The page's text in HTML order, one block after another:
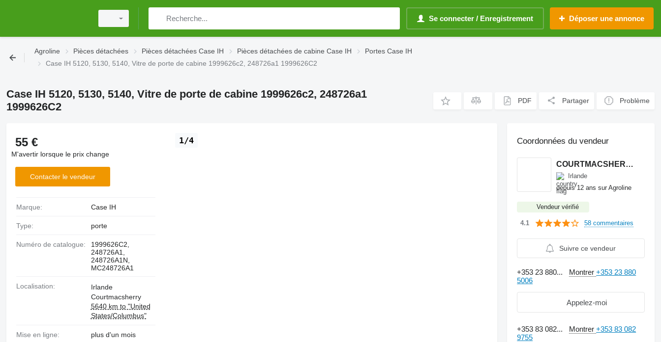
Se connecter / Enregistrement Déposer une annonce
Agroline Pièces détachées Pièces détachées Case IH Pièces détachées de cabine Case IH
Portes Case IH
Case IH 5120, 5130, 5140, Vitre de porte de cabine 1999626c2, 248726a1 1999626C2
Case IH 5120, 5130, 5140, Vitre de porte de cabine 1999626c2, 248726a1
1999626C2
PDF Partager Problème
1/4
55 €
M'avertir lorsque le prix change
Contacter le vendeur
Marque: Case IH
Type: porte
Numéro de catalogue:
1999626C2,
248726A1,
248726A1N,
MC248726A1
Localisation:
Irlande
Courtmacsherry
5640 km to "United
States/Columbus"
Mise en ligne: plus d'un mois
Coordonnées du vendeur
COURTMACSHERRY MACHINERY LTD
Irlande
depuis 12 ans sur Agroline
Vendeur vérifié
4.1 58 commentaires
Suivre ce vendeur
+353 23 880... Montrer+353 23 880
5006
Appelez-moi
+353 83 082... Montrer+353 83 082
9755